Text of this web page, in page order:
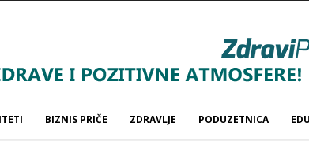
BIZNIS PRIČE ZDRAVLJE PODUZETNICA